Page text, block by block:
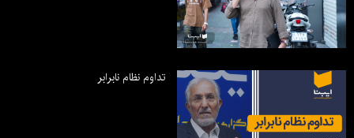
تداوم نظام نابرابر